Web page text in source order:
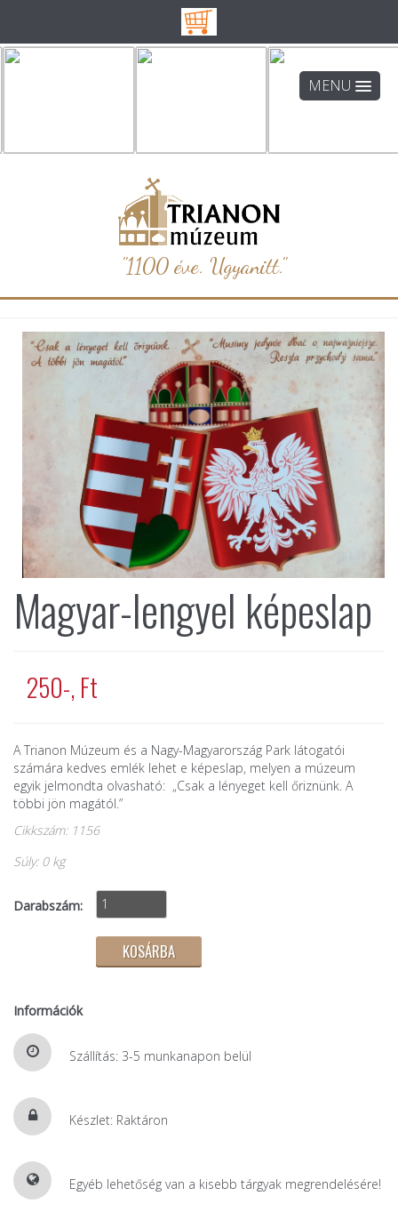
MENU
"1100 éve. Ugyanitt."
Magyar-lengyel képeslap
250-, Ft
A Trianon Múzeum és a Nagy-Magyarország Park látogatói
számára kedves emlék lehet e képeslap, melyen a múzeum
egyik jelmondta olvasható: „Csak a lényeget kell őriznünk. A
többi jön magától.”
Cikkszám: 1156
Súly: 0 kg
Darabszám:
Információk
Szállítás: 3-5 munkanapon belül
Készlet: Raktáron
Egyéb lehetőség van a kisebb tárgyak megrendelésére!